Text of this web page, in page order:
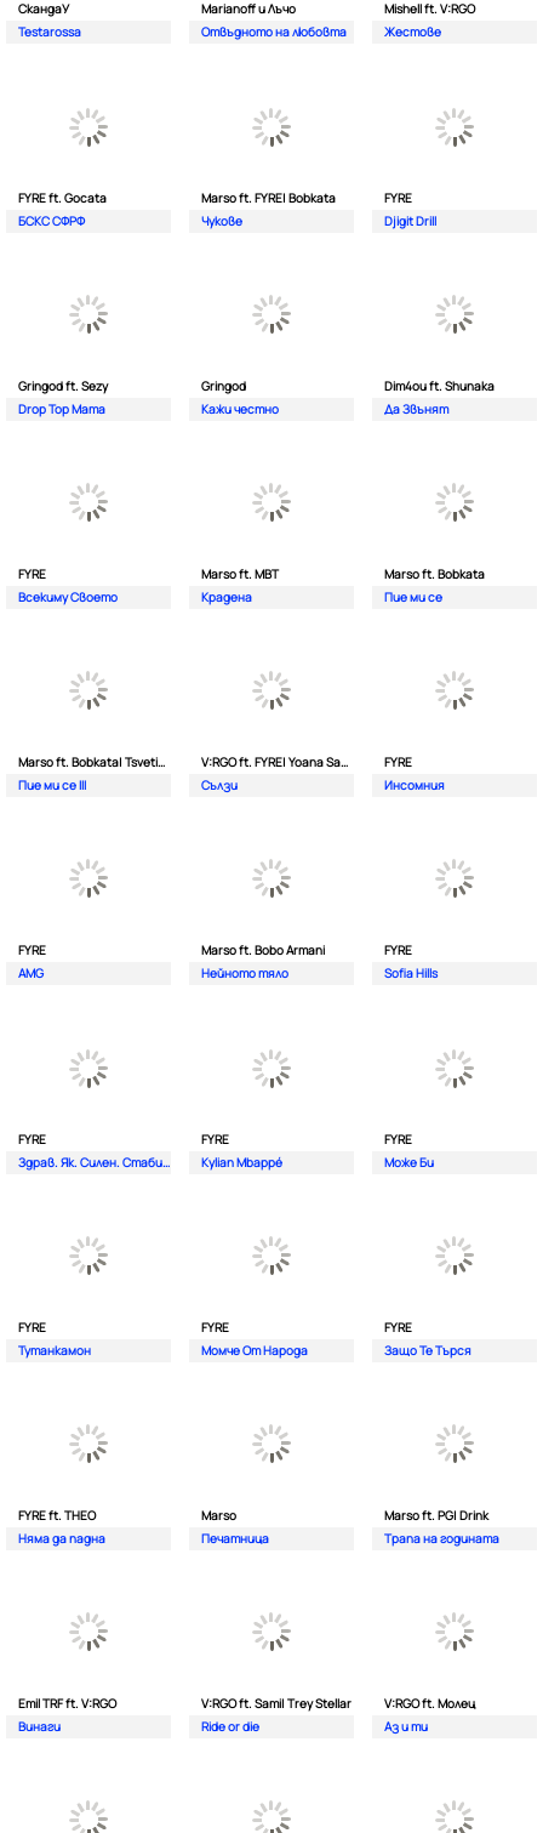
СкандаУ
Testarossa
Marianoff и Лъчо
Отвъдното на любовта
Mishell ft. V:RGO
Жестове
FYRE ft. Gocata
БСКС СФРФ
Marso ft. FYRE| Bobkata
Чукове
FYRE
Djigit Drill
Gringod ft. Sezy
Drop Top Mama
Gringod
Кажи честно
Dim4ou ft. Shunaka
Да Звънят
FYRE
Всекиму Своето
Marso ft. MBT
Крадена
Marso ft. Bobkata
Пие ми се
Marso ft. Bobkata| Tsvetina
Пие ми се III
V:RGO ft. FYRE| Yoana Sashova
Сълзи
FYRE
Инсомния
FYRE
AMG
Marso ft. Bobo Armani
Нейното тяло
FYRE
Sofia Hills
FYRE
Здрав. Як. Силен. Стабилен.
FYRE
Kylian Mbappé
FYRE
Може Би
FYRE
Тутанкамон
FYRE
Момче От Народа
FYRE
Защо Те Търся
FYRE ft. THEO
Няма да падна
Marso
Печатница
Marso ft. PG| Drink
Трапа на годината
Emil TRF ft. V:RGO
Винаги
V:RGO ft. Sami| Trey Stellar
Ride or die
V:RGO ft. Молец
Аз и ти